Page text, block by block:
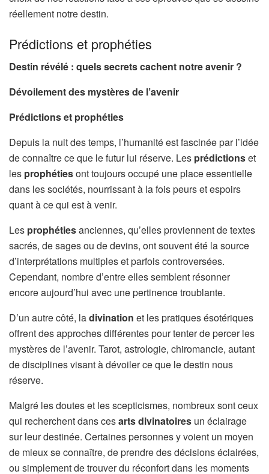
réellement notre destin.
Prédictions et prophéties
Destin révélé : quels secrets cachent notre avenir ?
Dévoilement des mystères de l’avenir
Prédictions et prophéties
Depuis la nuit des temps, l’humanité est fascinée par l’idée
de connaître ce que le futur lui réserve. Les prédictionset
les prophétiesont toujours occupé une place essentielle
dans les sociétés, nourrissant à la fois peurs et espoirs
quant à ce qui est à venir.
Les prophétiesanciennes, qu’elles proviennent de textes
sacrés, de sages ou de devins, ont souvent été la source
d’interprétations multiples et parfois controversées.
Cependant, nombre d’entre elles semblent résonner
encore aujourd’hui avec une pertinence troublante.
D’un autre côté, ladivination et les pratiques ésotériques
offrent des approches différentes pour tenter de percer les
mystères de l’avenir. Tarot, astrologie, chiromancie, autant
de disciplines visant à dévoiler ce que le destin nous
réserve.
Malgré les doutes et les scepticismes, nombreux sont ceux
qui recherchent dans cesarts divinatoires un éclairage
sur leur destinée. Certaines personnes y voient un moyen
de mieux se connaître, de prendre des décisions éclairées,
ou simplement de trouver du réconfort dans les moments